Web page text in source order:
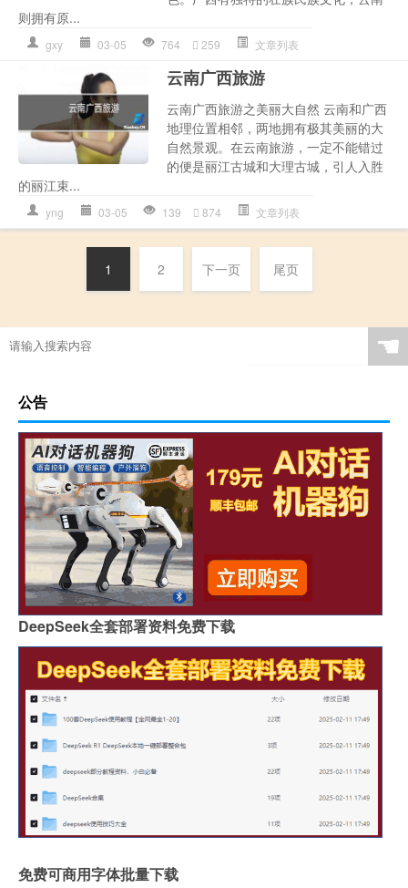
则拥有原...
gxy 03-05 764 259 文章列表
云南广西旅游
云南广西旅游之美丽大自然 云南和广西
地理位置相邻，两地拥有极其美丽的大
自然景观。在云南旅游，一定不能错过
的便是丽江古城和大理古城，引人入胜
的丽江束...
yng 03-05 139 874 文章列表
1 2 下一页 尾页
☚
公告
DeepSeek全套部署资料免费下载
免费可商用字体批量下载